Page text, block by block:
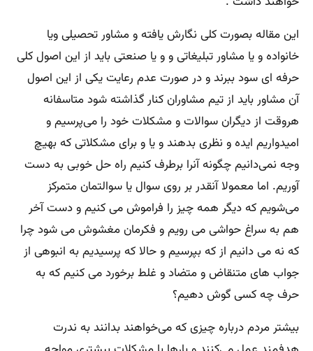
این مقاله بصورت کلی نگارش یافته و مشاور تحصیلی ویا
خانواده و یا مشاور تبلیغاتی و و یا صنعتی باید از این اصول کلی
حرفه ای سود ببرند و در صورت عدم رعایت یکی از این اصول
آن مشاور باید از تیم مشاوران کنار گذاشته شود متاسفانه
هروقت از دیگران سوالات و مشکلات خود را می‌پرسیم و
امیدواریم ایده و نظری بدهند و یا و برای مشکلاتی که بهیچ
وجه نمی‌دانیم چگونه آنرا برطرف کنیم راه حل خوبی به دست
آوریم. اما معمولا آنقدر بر روی سوال یا سوالتمان متمرکز
می‌شویم که دیگر همه چیز را فراموش می کنیم و دست آخر
هم به سراغ حواشی می رویم و فکرمان مغشوش می شود چرا
که نه می دانیم از که بپرسیم و حالا که پرسیدیم به انبوهی از
جواب های متنقاض و متضاد و غلط برخورد می کنیم که به
حرف چه کسی گوش دهیم؟
بیشتر مردم درباره چیزی که می‌خواهند بدانند به ندرت